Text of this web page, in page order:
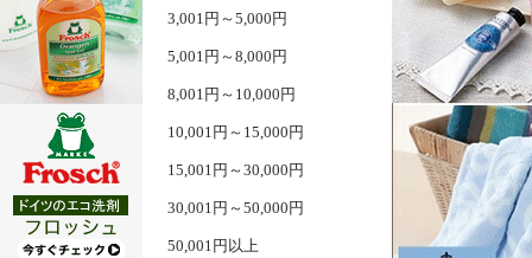
3,001円～5,000円
5,001円～8,000円
8,001円～10,000円
10,001円～15,000円
15,001円～30,000円
30,001円～50,000円
50,001円以上